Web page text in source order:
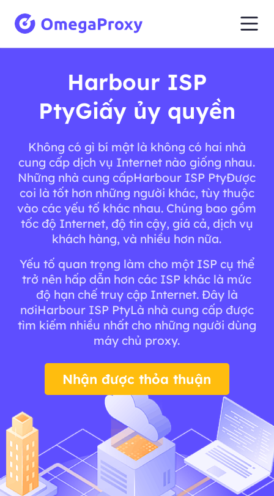
Harbour ISP
PtyGiấy ủy quyền
Không có gì bí mật là không có hai nhà
cung cấp dịch vụ Internet nào giống nhau.
Những nhà cung cấpHarbour ISP PtyĐược
coi là tốt hơn những người khác, tùy thuộc
vào các yếu tố khác nhau. Chúng bao gồm
tốc độ Internet, độ tin cậy, giá cả, dịch vụ
khách hàng, và nhiều hơn nữa.
Yếu tố quan trọng làm cho một ISP cụ thể
trở nên hấp dẫn hơn các ISP khác là mức
độ hạn chế truy cập Internet. Đây là
nơiHarbour ISP PtyLà nhà cung cấp được
tìm kiếm nhiều nhất cho những người dùng
máy chủ proxy.
Nhận được thỏa thuận